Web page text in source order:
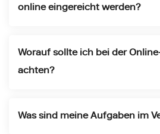
online eingereicht werden?
Worauf sollte ich bei der
achten?
Was sind meine Aufgaben im